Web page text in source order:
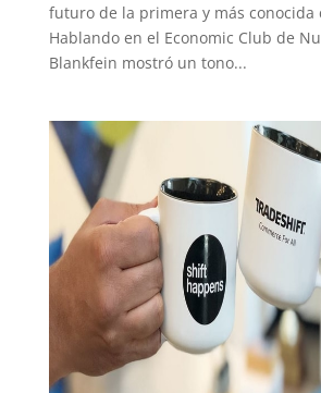
futuro de la primera y más conocida
Hablando en el Economic Club de
Blankfein mostró un tono...